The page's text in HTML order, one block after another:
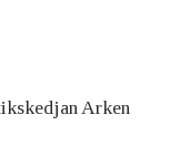
Arken